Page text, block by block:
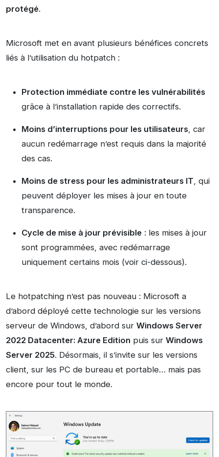
protégé.
Microsoft met en avant plusieurs bénéfices concrets
liés à l’utilisation du hotpatch :
Protection immédiate contre les vulnérabilités
grâce à l’installation rapide des correctifs.
Moins d’interruptions pour les utilisateurs, car
aucun redémarrage n’est requis dans la majorité
des cas.
Moins de stress pour les administrateurs IT, qui
peuvent déployer les mises à jour en toute
transparence.
Cycle de mise à jour prévisible : les mises à jour
sont programmées, avec redémarrage
uniquement certains mois (voir ci-dessous).
Le hotpatching n’est pas nouveau : Microsoft a
d’abord déployé cette technologie sur les versions
serveur de Windows, d’abord sur Windows Server
2022 Datacenter: Azure Edition puis sur Windows
Server 2025. Désormais, il s’invite sur les versions
client, sur les PC de bureau et portable… mais pas
encore pour tout le monde.